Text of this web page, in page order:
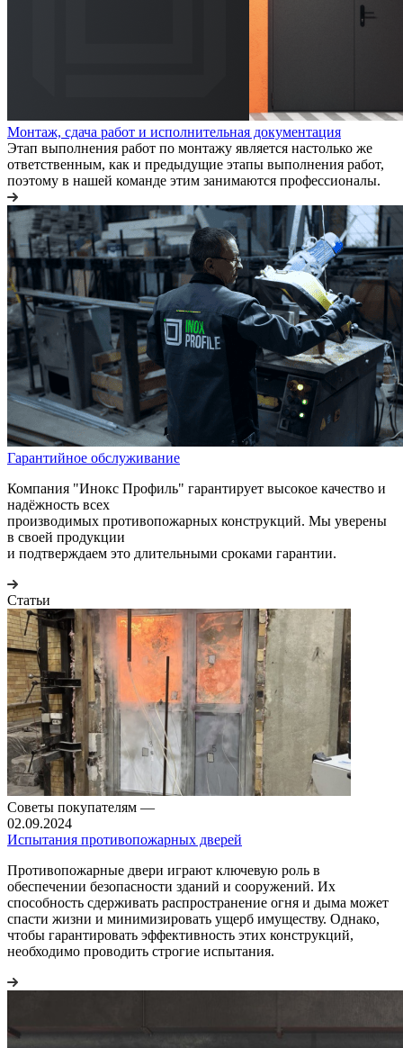
Монтаж, сдача работ и исполнительная документация
Этап выполнения работ по монтажу является настолько же
ответственным, как и предыдущие этапы выполнения работ,
поэтому в нашей команде этим занимаются профессионалы.
Гарантийное обслуживание
Компания "Инокс Профиль" гарантирует высокое качество и
надёжность всех
производимых противопожарных конструкций. Мы уверены
в своей продукции
и подтверждаем это длительными сроками гарантии.
Статьи
Советы покупателям —
02.09.2024
Испытания противопожарных дверей
Противопожарные двери играют ключевую роль в
обеспечении безопасности зданий и сооружений. Их
способность сдерживать распространение огня и дыма может
спасти жизни и минимизировать ущерб имуществу. Однако,
чтобы гарантировать эффективность этих конструкций,
необходимо проводить строгие испытания.